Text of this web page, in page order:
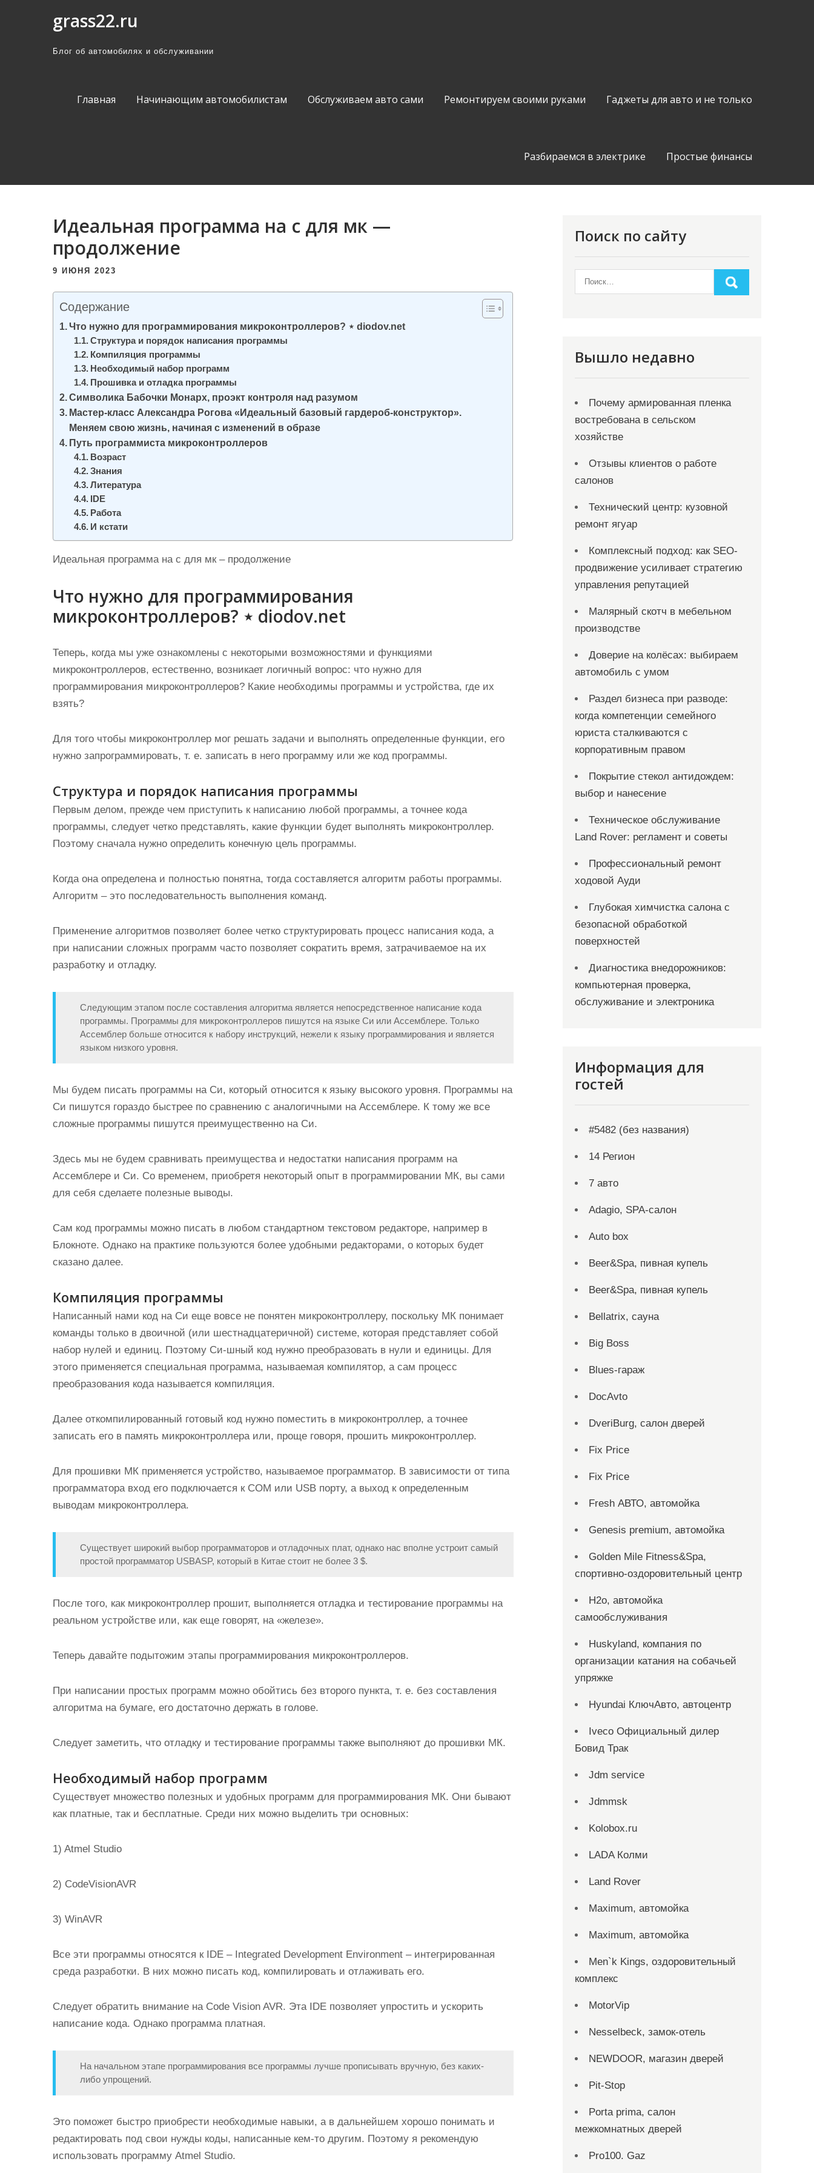
grass22.ru
Блог об автомобилях и обслуживании
Главная Начинающим автомобилистам Обслуживаем авто сами Ремонтируем своими руками Гаджеты для авто и не только
Разбираемся в электрике Простые финансы
Идеальная программа на с для мк —
продолжение
9 ИЮНЯ 2023
Содержание
Что нужно для программирования микроконтроллеров? ⋆ diodov.net
Структура и порядок написания программы
Компиляция программы
Необходимый набор программ
Прошивка и отладка программы
Символика Бабочки Монарх, проэкт контроля над разумом
Мастер-класс Александра Рогова «Идеальный базовый гардероб-конструктор».
Меняем свою жизнь, начиная с изменений в образе
Путь программиста микроконтроллеров
Возраст
Знания
Литература
IDE
Работа
И кстати
Идеальная программа на с для мк – продолжение
Что нужно для программирования
микроконтроллеров? ⋆ diodov.net
Теперь, когда мы уже ознакомлены с некоторыми возможностями и функциями
микроконтроллеров, естественно, возникает логичный вопрос: что нужно для
программирования микроконтроллеров? Какие необходимы программы и устройства, где их
взять?
Для того чтобы микроконтроллер мог решать задачи и выполнять определенные функции, его
нужно запрограммировать, т. е. записать в него программу или же код программы.
Структура и порядок написания программы
Первым делом, прежде чем приступить к написанию любой программы, а точнее кода
программы, следует четко представлять, какие функции будет выполнять микроконтроллер.
Поэтому сначала нужно определить конечную цель программы.
Когда она определена и полностью понятна, тогда составляется алгоритм работы программы.
Алгоритм – это последовательность выполнения команд.
Применение алгоритмов позволяет более четко структурировать процесс написания кода, а
при написании сложных программ часто позволяет сократить время, затрачиваемое на их
разработку и отладку.
Следующим этапом после составления алгоритма является непосредственное написание кода
программы. Программы для микроконтроллеров пишутся на языке Си или Ассемблере. Только
Ассемблер больше относится к набору инструкций, нежели к языку программирования и является
языком низкого уровня.
Мы будем писать программы на Си, который относится к языку высокого уровня. Программы на
Си пишутся гораздо быстрее по сравнению с аналогичными на Ассемблере. К тому же все
сложные программы пишутся преимущественно на Си.
Здесь мы не будем сравнивать преимущества и недостатки написания программ на
Ассемблере и Си. Со временем, приобретя некоторый опыт в программировании МК, вы сами
для себя сделаете полезные выводы.
Сам код программы можно писать в любом стандартном текстовом редакторе, например в
Блокноте. Однако на практике пользуются более удобными редакторами, о которых будет
сказано далее.
Компиляция программы
Написанный нами код на Си еще вовсе не понятен микроконтроллеру, поскольку МК понимает
команды только в двоичной (или шестнадцатеричной) системе, которая представляет собой
набор нулей и единиц. Поэтому Си-шный код нужно преобразовать в нули и единицы. Для
этого применяется специальная программа, называемая компилятор, а сам процесс
преобразования кода называется компиляция.
Далее откомпилированный готовый код нужно поместить в микроконтроллер, а точнее
записать его в память микроконтроллера или, проще говоря, прошить микроконтроллер.
Для прошивки МК применяется устройство, называемое программатор. В зависимости от типа
программатора вход его подключается к COM или USB порту, а выход к определенным
выводам микроконтроллера.
Существует широкий выбор программаторов и отладочных плат, однако нас вполне устроит самый
простой программатор USBASP, который в Китае стоит не более 3 $.
После того, как микроконтроллер прошит, выполняется отладка и тестирование программы на
реальном устройстве или, как еще говорят, на «железе».
Теперь давайте подытожим этапы программирования микроконтроллеров.
При написании простых программ можно обойтись без второго пункта, т. е. без составления
алгоритма на бумаге, его достаточно держать в голове.
Следует заметить, что отладку и тестирование программы также выполняют до прошивки МК.
Необходимый набор программ
Существует множество полезных и удобных программ для программирования МК. Они бывают
как платные, так и бесплатные. Среди них можно выделить три основных:
1) Atmel Studio
2) CodeVisionAVR
3) WinAVR
Все эти программы относятся к IDE – Integrated Development Environment – интегрированная
среда разработки. В них можно писать код, компилировать и отлаживать его.
Следует обратить внимание на Code Vision AVR. Эта IDE позволяет упростить и ускорить
написание кода. Однако программа платная.
На начальном этапе программирования все программы лучше прописывать вручную, без каких-
либо упрощений.
Это поможет быстро приобрести необходимые навыки, а в дальнейшем хорошо понимать и
редактировать под свои нужды коды, написанные кем-то другим. Поэтому я рекомендую
использовать программу Atmel Studio.
Поиск по сайту
Вышло недавно
Почему армированная пленка
востребована в сельском
хозяйстве
Отзывы клиентов о работе
салонов
Технический центр: кузовной
ремонт ягуар
Комплексный подход: как SEO-
продвижение усиливает стратегию
управления репутацией
Малярный скотч в мебельном
производстве
Доверие на колёсах: выбираем
автомобиль с умом
Раздел бизнеса при разводе:
когда компетенции семейного
юриста сталкиваются с
корпоративным правом
Покрытие стекол антидождем:
выбор и нанесение
Техническое обслуживание
Land Rover: регламент и советы
Профессиональный ремонт
ходовой Ауди
Глубокая химчистка салона с
безопасной обработкой
поверхностей
Диагностика внедорожников:
компьютерная проверка,
обслуживание и электроника
Информация для
гостей
#5482 (без названия)
14 Регион
7 авто
Adagio, SPA-салон
Auto box
Beer&Spa, пивная купель
Beer&Spa, пивная купель
Bellatrix, сауна
Big Boss
Blues-гараж
DocAvto
DveriBurg, салон дверей
Fix Price
Fix Price
Fresh АВТО, автомойка
Genesis premium, автомойка
Golden Mile Fitness&Spa,
спортивно-оздоровительный центр
H2o, автомойка
самообслуживания
Huskyland, компания по
организации катания на собачьей
упряжке
Hyundai КлючАвто, автоцентр
Iveco Официальный дилер
Бовид Трак
Jdm service
Jdmmsk
Kolobox.ru
LADA Колми
Land Rover
Maximum, автомойка
Maximum, автомойка
Men`k Kings, оздоровительный
комплекс
MotorVip
Nesselbeck, замок-отель
NEWDOOR, магазин дверей
Pit-Stop
Porta prima, салон
межкомнатных дверей
Pro100. Gaz